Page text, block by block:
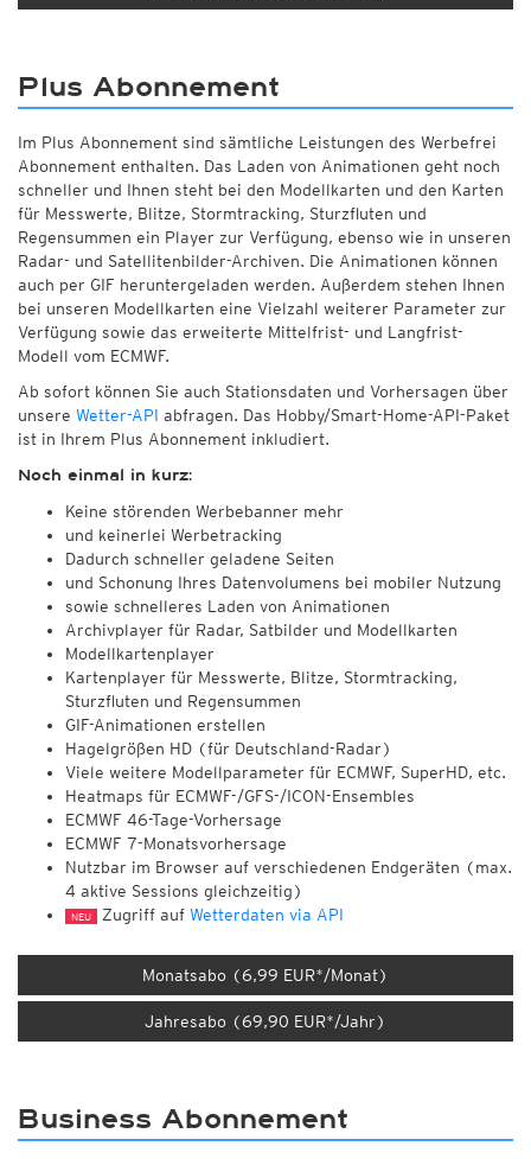
Plus Abonnement
Im Plus Abonnement sind sämtliche Leistungen des Werbefrei
Abonnement enthalten. Das Laden von Animationen geht noch
schneller und Ihnen steht bei den Modellkarten und den Karten
für Messwerte, Blitze, Stormtracking, Sturzfluten und
Regensummen ein Player zur Verfügung, ebenso wie in unseren
Radar- und Satellitenbilder-Archiven. Die Animationen können
auch per GIF heruntergeladen werden. Außerdem stehen Ihnen
bei unseren Modellkarten eine Vielzahl weiterer Parameter zur
Verfügung sowie das erweiterte Mittelfrist- und Langfrist-
Modell vom ECMWF.
Ab sofort können Sie auch Stationsdaten und Vorhersagen über
unsere Wetter-API abfragen. Das Hobby/Smart-Home-API-Paket
ist in Ihrem Plus Abonnement inkludiert.
Noch einmal in kurz:
Keine störenden Werbebanner mehr
und keinerlei Werbetracking
Dadurch schneller geladene Seiten
und Schonung Ihres Datenvolumens bei mobiler Nutzung
sowie schnelleres Laden von Animationen
Archivplayer für Radar, Satbilder und Modellkarten
Modellkartenplayer
Kartenplayer für Messwerte, Blitze, Stormtracking,
Sturzfluten und Regensummen
GIF-Animationen erstellen
Hagelgrößen HD (für Deutschland-Radar)
Viele weitere Modellparameter für ECMWF, SuperHD, etc.
Heatmaps für ECMWF-/GFS-/ICON-Ensembles
ECMWF 46-Tage-Vorhersage
ECMWF 7-Monatsvorhersage
Nutzbar im Browser auf verschiedenen Endgeräten (max.
4 aktive Sessions gleichzeitig)
NEU Zugriff auf Wetterdaten via API
Monatsabo (6,99 EUR*/Monat)
Jahresabo (69,90 EUR*/Jahr)
Business Abonnement